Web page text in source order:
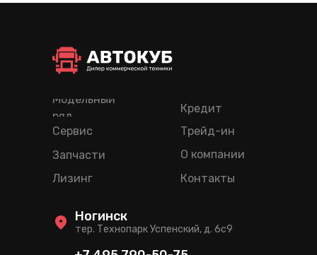
Лизинг
Кредит
Трейд-ин
Модельный
ряд
Сервис
Запчасти
О компании
Контакты
тер. Технопарк Успенский, д. 6c9
Ногинск